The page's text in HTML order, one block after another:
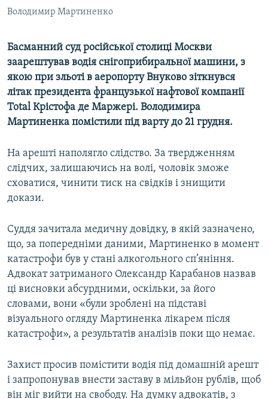
ІНФОГРАФІКА
ДОЛУЧАЙСЯ!
Усі сайти RFE/RL
Володимир Мартиненко
Басманний суд російської столиці Москви
заарештував водія снігоприбиральної машини, з
якою при зльоті в аеропорту Внуково зіткнувся
літак президента французької нафтової компанії
Total Крістофа де Маржері. Володимира
Мартиненка помістили під варту до 21 грудня.
На арешті наполягло слідство. За твердженням
слідчих, залишаючись на волі, чоловік зможе
сховатися, чинити тиск на свідків і знищити
докази.
Суддя зачитала медичну довідку, в якій зазначено,
що, за попередніми даними, Мартиненко в момент
катастрофи був у стані алкогольного сп’яніння.
Адвокат затриманого Олександр Карабанов назвав
ці висновки абсурдними, оскільки, за його
словами, вони «були зроблені на підставі
візуального огляду Мартиненка лікарем після
катастрофи», а результатів аналізів поки що немає.
Захист просив помістити водія під домашній арешт
і запропонував внести заставу в мільйон рублів, щоб
він міг вийти на свободу. На думку адвокатів, з